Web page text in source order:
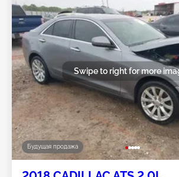
Будущая продажа
Swipe to right for more